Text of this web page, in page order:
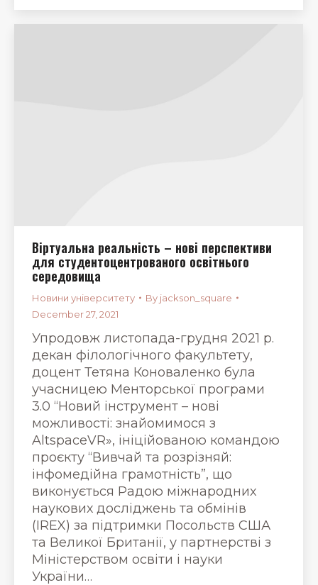
Віртуальна реальність – нові перспективи
для студентоцентрованого освітнього
середовища
Новини університету By jackson_square
December 27, 2021
Упродовж листопада-грудня 2021 р.
декан філологічного факультету,
доцент Тетяна Коноваленко була
учасницею Менторської програми
3.0 “Новий інструмент – нові
можливості: знайомимося з
AltspaceVR», ініційованою командою
проєкту “Вивчай та розрізняй:
інфомедійна грамотність”, що
виконується Радою міжнародних
наукових досліджень та обмінів
(IREX) за підтримки Посольств США
та Великої Британії, у партнерстві з
Міністерством освіти і науки
України…